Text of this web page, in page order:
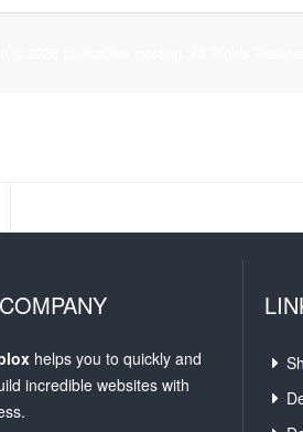
helps you to quickly and
incredible websites with